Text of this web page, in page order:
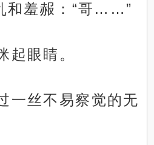
和羞赧：“哥……”
起眼睛。
一丝不易察觉的无